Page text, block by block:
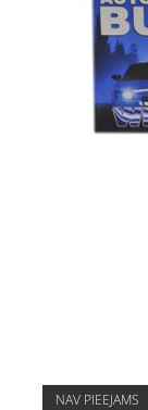
NAV PIEEJAMS